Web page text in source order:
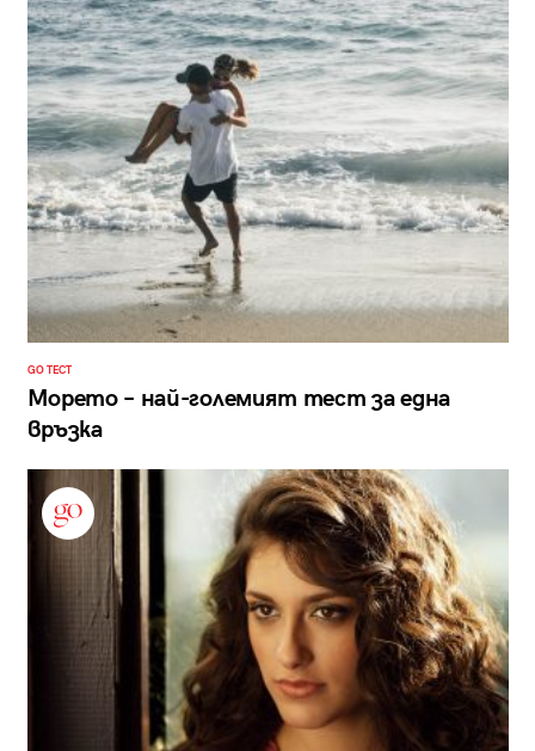
GO ТЕСТ
Морето – най-големият тест за една
връзка